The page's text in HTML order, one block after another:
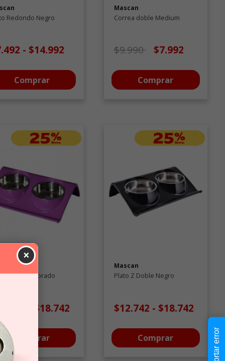
×
Redondo Negro
- $14.992
Comprar
Mascan
Correa doble Medium
Precio de oferta desde
$9.990a $7.992
Comprar
Z Doble Morado
$18.742
Comprar
Mascan
Plato Z Doble Negro
$12.742 - $18.742
Comprar